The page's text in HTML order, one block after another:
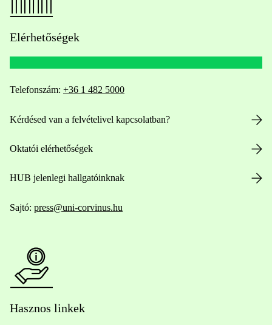
Elérhetőségek
Telefonszám: +36 1 482 5000
Kérdésed van a felvételivel kapcsolatban?
Oktatói elérhetőségek
HUB jelenlegi hallgatóinknak
Sajtó: press@uni-corvinus.hu
Hasznos linkek